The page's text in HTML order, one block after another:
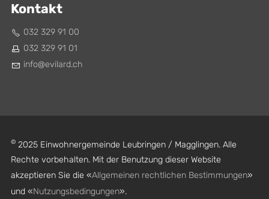
Kontakt
032 329 91 00
032 329 91 01
nf
v l rd ch
© 2025 Einwohnergemeinde Leubringen / Magglingen. Alle
Rechte vorbehalten. Mit der Benutzung dieser Website
akzeptieren Sie die «Allgemeinen rechtlichen Bestimmungen»
und «Nutzungsbedingungen».